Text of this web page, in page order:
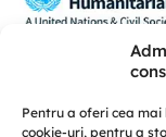
Pentru a oferi cea
cookie-uri, pentru a
Această platformă a
consolidare a păcii” este
parteneriat cu Centrul